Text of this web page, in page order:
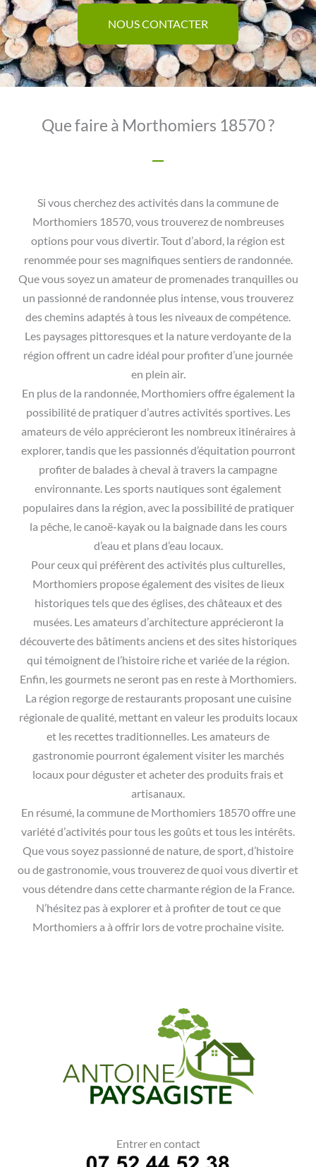
NOUS CONTACTER
Que faire à Morthomiers 18570 ?
Si vous cherchez des activités dans la commune de
Morthomiers 18570, vous trouverez de nombreuses
options pour vous divertir. Tout d’abord, la région est
renommée pour ses magnifiques sentiers de randonnée.
Que vous soyez un amateur de promenades tranquilles ou
un passionné de randonnée plus intense, vous trouverez
des chemins adaptés à tous les niveaux de compétence.
Les paysages pittoresques et la nature verdoyante de la
région offrent un cadre idéal pour profiter d’une journée
en plein air.
En plus de la randonnée, Morthomiers offre également la
possibilité de pratiquer d’autres activités sportives. Les
amateurs de vélo apprécieront les nombreux itinéraires à
explorer, tandis que les passionnés d’équitation pourront
profiter de balades à cheval à travers la campagne
environnante. Les sports nautiques sont également
populaires dans la région, avec la possibilité de pratiquer
la pêche, le canoë-kayak ou la baignade dans les cours
d’eau et plans d’eau locaux.
Pour ceux qui préfèrent des activités plus culturelles,
Morthomiers propose également des visites de lieux
historiques tels que des églises, des châteaux et des
musées. Les amateurs d’architecture apprécieront la
découverte des bâtiments anciens et des sites historiques
qui témoignent de l’histoire riche et variée de la région.
Enfin, les gourmets ne seront pas en reste à Morthomiers.
La région regorge de restaurants proposant une cuisine
régionale de qualité, mettant en valeur les produits locaux
et les recettes traditionnelles. Les amateurs de
gastronomie pourront également visiter les marchés
locaux pour déguster et acheter des produits frais et
artisanaux.
En résumé, la commune de Morthomiers 18570 offre une
variété d’activités pour tous les goûts et tous les intérêts.
Que vous soyez passionné de nature, de sport, d’histoire
ou de gastronomie, vous trouverez de quoi vous divertir et
vous détendre dans cette charmante région de la France.
N’hésitez pas à explorer et à profiter de tout ce que
Morthomiers a à offrir lors de votre prochaine visite.
Entrer en contact